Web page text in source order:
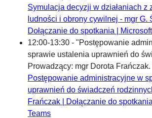
Symulacja decyzji w działaniach z
ludności i obrony cywilnej - mgr G.
Dołączanie do spotkania |
12:00-13:30 - "Postępowanie
sprawie ustalenia uprawnień do
Prowadzący: mgr Dorota Frańczak.
Postępowanie administracyjne w
uprawnień do świadczeń
Frańczak | Dołączanie do
Teams